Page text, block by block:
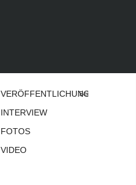
VERÖFFENTLICHUNGEN
INTERVIEW
FOTOS
VIDEO
Bei